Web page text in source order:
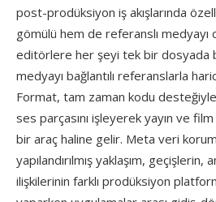
post-prodüksiyon iş akışlarında
gömülü hem de referanslı
editörlere her şeyi tek bir dosyada
medyayı bağlantılı referanslarla
Format, tam zaman kodu
ses parçasını işleyerek yayın ve
bir araç haline gelir. Meta veri
yapılandırılmış yaklaşım,
ilişkilerinin farklı prodüksiyon